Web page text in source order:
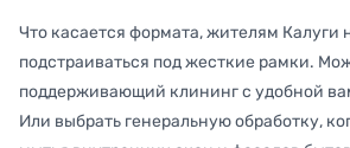
Что касается формата, жителям Калуги
подстраиваться под жесткие рамки.
поддерживающий клининг с удобной
Или выбрать генеральную обработку,